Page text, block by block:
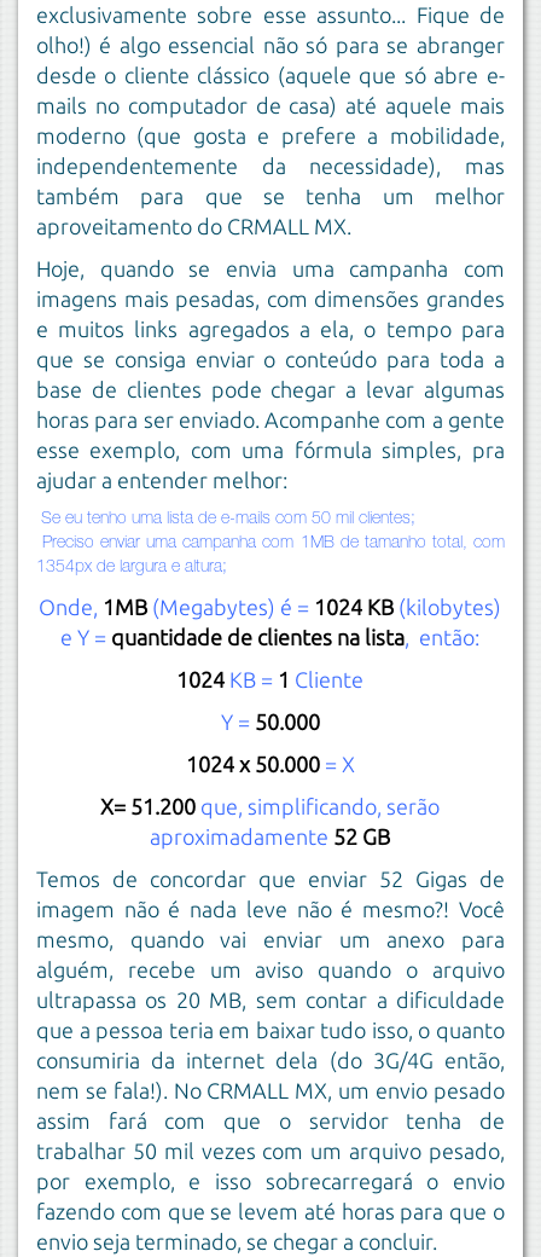
exclusivamente sobre esse assunto... Fique de
olho!) é algo essencial não só para se abranger
desde o cliente clássico (aquele que só abre e-
mails no computador de casa) até aquele mais
moderno (que gosta e prefere a mobilidade,
independentemente da necessidade), mas
também para que se tenha um melhor
aproveitamento do CRMALL MX.
Hoje, quando se envia uma campanha com
imagens mais pesadas, com dimensões grandes
e muitos links agregados a ela, o tempo para
que se consiga enviar o conteúdo para toda a
base de clientes pode chegar a levar algumas
horas para ser enviado. Acompanhe com a gente
esse exemplo, com uma fórmula simples, pra
ajudar a entender melhor:
Se eu tenho uma lista de e-mails com 50 mil clientes;
Preciso enviar uma campanha com 1MB de tamanho total, com
1354px de largura e altura;
Onde, 1MB (Megabytes) é = 1024 KB (kilobytes)
e Y = quantidade de clientes na lista , então:
1024 KB = 1 Cliente
Y = 50.000
1024 x 50.000 = X
X= 51.200 que, simplificando, serão
aproximadamente 52 GB
Temos de concordar que enviar 52 Gigas de
imagem não é nada leve não é mesmo?! Você
mesmo, quando vai enviar um anexo para
alguém, recebe um aviso quando o arquivo
ultrapassa os 20 MB, sem contar a dificuldade
que a pessoa teria em baixar tudo isso, o quanto
consumiria da internet dela (do 3G/4G então,
nem se fala!). No CRMALL MX, um envio pesado
assim fará com que o servidor tenha de
trabalhar 50 mil vezes com um arquivo pesado,
por exemplo, e isso sobrecarregará o envio
fazendo com que se levem até horas para que o
envio seja terminado, se chegar a concluir.